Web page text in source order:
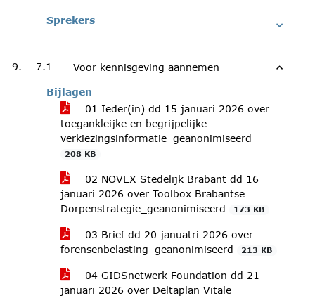
Sprekers
7.1 Voor kennisgeving aannemen
Bijlagen
01 Ieder(in) dd 15 januari 2026 over
toegankleijke en begrijpelijke
verkiezingsinformatie_geanonimiseerd
208 KB
02 NOVEX Stedelijk Brabant dd 16
januari 2026 over Toolbox Brabantse
Dorpenstrategie_geanonimiseerd
173 KB
03 Brief dd 20 januatri 2026 over
forensenbelasting_geanonimiseerd
213 KB
04 GIDSnetwerk Foundation dd 21
januari 2026 over Deltaplan Vitale